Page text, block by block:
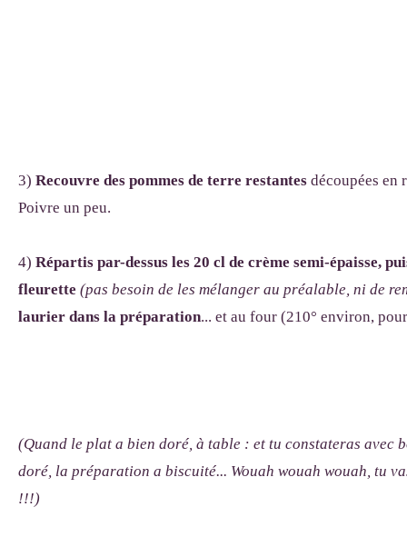
3) Recouvre des pommes de terre restantes découpées en
Poivre un peu.
4) Répartis par-dessus les 20 cl de crème semi-épaisse,
fleurette (pas besoin de les mélanger au préalable, ni de
laurier dans la préparation... et au four (210° environ,
(Quand le plat a bien doré, à table : et tu constateras avec
doré, la préparation a biscuité... Wouah wouah wouah, tu
!!!)